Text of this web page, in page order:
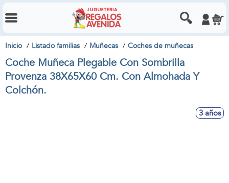
Inicio Listado familias Muñecas Coches de muñecas
Coche Muñeca Plegable Con Sombrilla
Provenza 38X65X60 Cm. Con Almohada Y
Colchón.
3 años